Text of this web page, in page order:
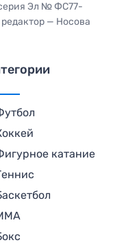
Эл № ФС77-
— Носова
катание